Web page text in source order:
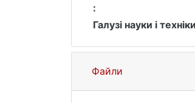
:
Галузі науки і
Файли